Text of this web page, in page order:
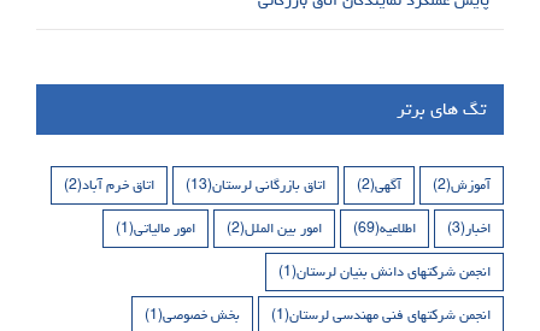
تگ های برتر
آموزش(2) آگهی(2) اتاق بازرگانی لرستان(13) اتاق خرم آباد(2)
اخبار(3) اطلاعیه(69) امور بین الملل(2) امور مالیاتی(1)
انجمن شرکتهای دانش بنیان لرستان(1)
انجمن شرکتهای فنی مهندسی لرستان(1) بخش خصوصی(1)